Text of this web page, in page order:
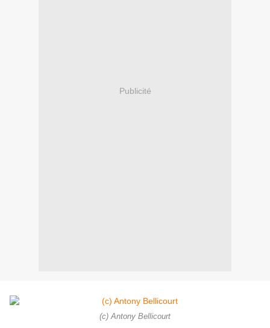
Publicité
(c) Antony Bellicourt